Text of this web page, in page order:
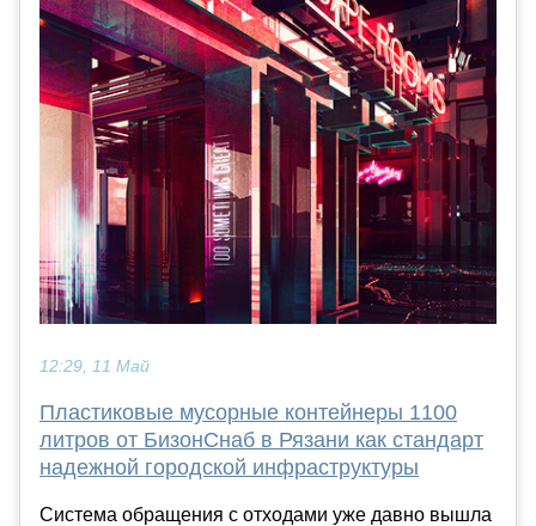
12:29, 11 Май
Пластиковые мусорные контейнеры 1100
литров от БизонСнаб в Рязани как стандарт
надежной городской инфраструктуры
Система обращения с отходами уже давно вышла